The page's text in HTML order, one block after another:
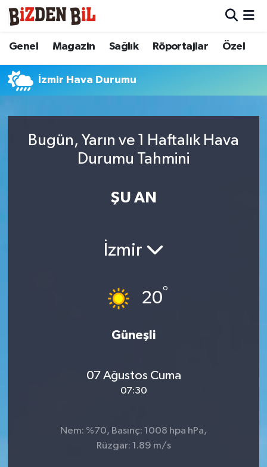
Genel Magazin Sağlık Röportajlar Özel
İzmir Hava Durumu
Bugün, Yarın ve 1 Haftalık Hava
Durumu Tahmini
ŞU AN
İzmir
20°
Güneşli
07 Ağustos Cuma
07:30
Nem: %70, Basınç: 1008 hpa hPa,
Rüzgar: 1.89 m/s
Hava Durumu
Trafik Durumu
Tüm Manşetler
Son Dakika Haberleri